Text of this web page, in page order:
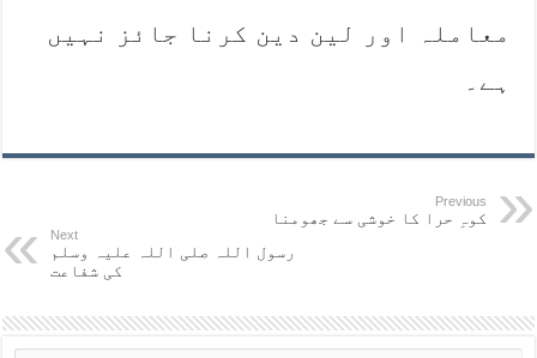
معاملہ اور لین دین ‏کرنا جائز نہیں
ہے۔
Previous
کوہِ حرا کا خوشی سے جھومنا
Next
رسول اللہ صلی اللہ علیہ وسلم
کی شفاعت